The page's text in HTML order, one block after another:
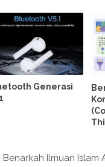
Generasi
Ilmuan